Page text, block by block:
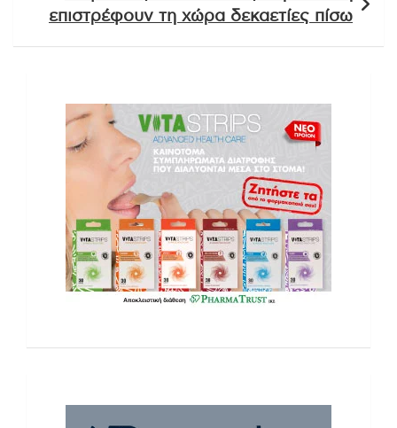
επιστρέφουν τη χώρα δεκαετίες πίσω